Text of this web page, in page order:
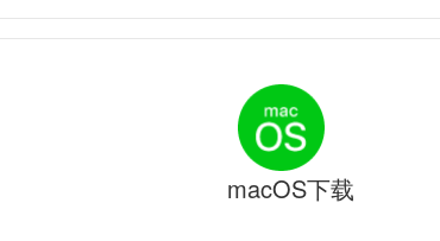
macOS下载